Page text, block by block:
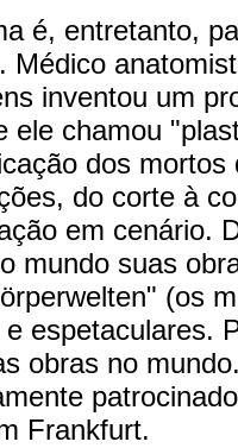
é, entretanto,
Médico
inventou um
ele chamou
dos
do corte à
em cenário.
mundo suas
(os
e espetaculares.
obras no
Frankfurt.